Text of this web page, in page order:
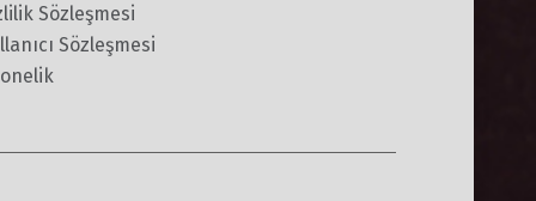
Sözleşmesi
Sözleşmesi